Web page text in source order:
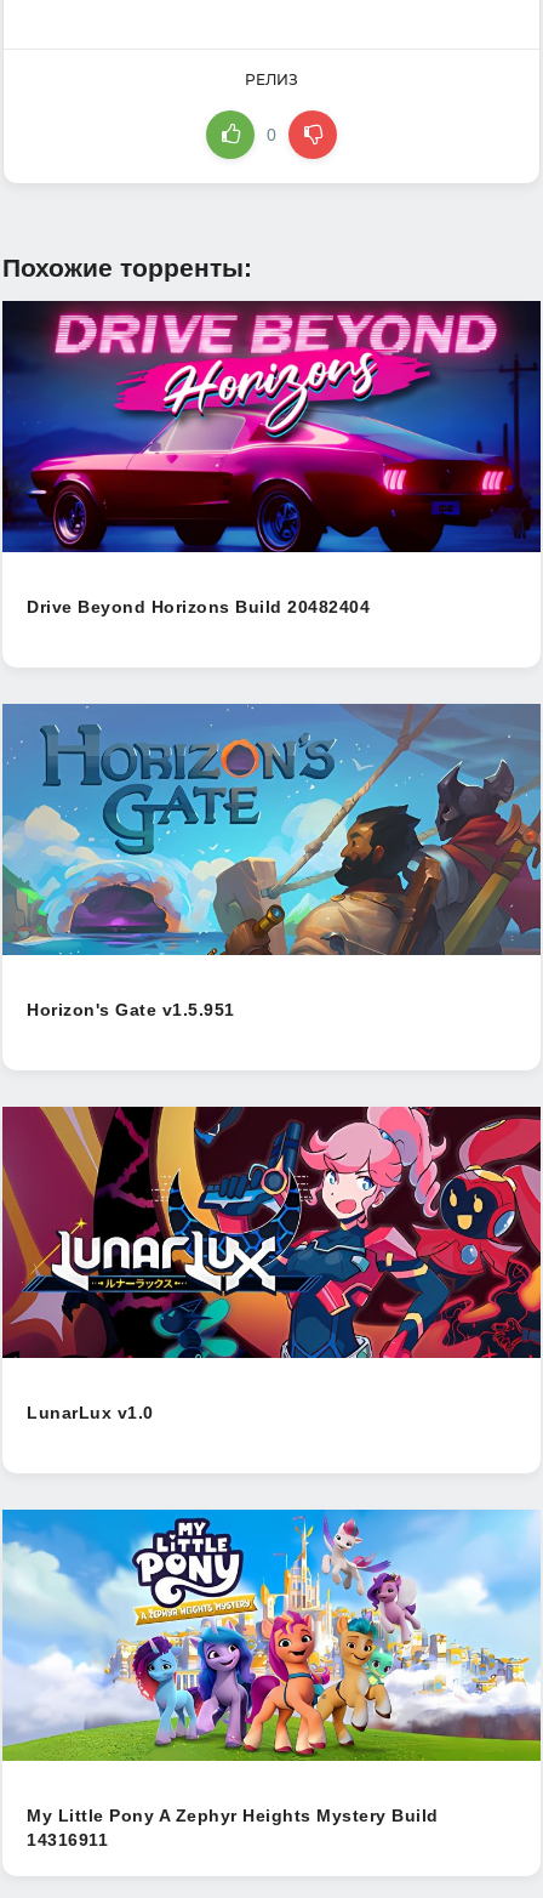
РЕЛИЗ
0
Похожие торренты:
Drive Beyond Horizons Build 20482404
Horizon's Gate v1.5.951
LunarLux v1.0
My Little Pony A Zephyr Heights Mystery Build
14316911